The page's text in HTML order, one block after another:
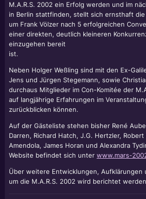
M.A.R.S. 2002 ein Erfolg werden und im
in Berlin stattfinden, stellt sich ernsthaft die
um Frank Völzer nach 5 erfolgreichen
einer direkten, deutlich kleineren
einzugehen bereit
ist.
Neben Holger Weßling sind mit den Ex-
Jens und Jürgen Stegemann, sowie
durchaus Mitglieder im Con-Komitée der
auf langjährige Erfahrungen im
zurückblicken können.
Auf der Gästeliste stehen bisher René
Darren, Richard Hatch, J.G. Hertzler, Robert
Amendola, James Horan und Alexandra
Website befindet sich unter www.mars-
Über weitere Entwicklungen, Aufklärungen
um die M.A.R.S. 2002 wird berichtet